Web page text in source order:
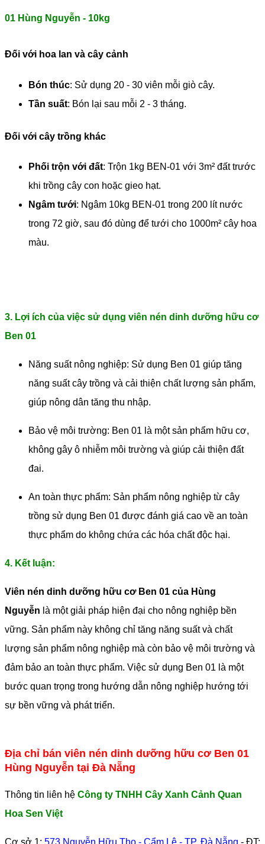
01 Hùng Nguyễn - 10kg
Đối với hoa lan và cây cảnh
Bón thúc: Sử dụng 20 - 30 viên mỗi giò cây.
Tần suất: Bón lại sau mỗi 2 - 3 tháng.
Đối với cây trồng khác
Phối trộn với đất: Trộn 1kg BEN-01 với 3m² đất trước
khi trồng cây con hoặc gieo hạt.
Ngâm tưới: Ngâm 10kg BEN-01 trong 200 lít nước
trong 72 giờ, sau đó dùng để tưới cho 1000m² cây hoa
màu.
3. Lợi ích của việc sử dụng viên nén dinh dưỡng hữu cơ
Ben 01
Năng suất nông nghiệp: Sử dụng Ben 01 giúp tăng
năng suất cây trồng và cải thiện chất lượng sản phẩm,
giúp nông dân tăng thu nhập.
Bảo vệ môi trường: Ben 01 là một sản phẩm hữu cơ,
không gây ô nhiễm môi trường và giúp cải thiện đất
đai.
An toàn thực phẩm: Sản phẩm nông nghiệp từ cây
trồng sử dụng Ben 01 được đánh giá cao về an toàn
thực phẩm do không chứa các hóa chất độc hại.
4. Kết luận:
Viên nén dinh dưỡng hữu cơ Ben 01 của Hùng
Nguyễn là một giải pháp hiện đại cho nông nghiệp bền
vững. Sản phẩm này không chỉ tăng năng suất và chất
lượng sản phẩm nông nghiệp mà còn bảo vệ môi trường và
đảm bảo an toàn thực phẩm. Việc sử dụng Ben 01 là một
bước quan trọng trong hướng dẫn nông nghiệp hướng tới
sự bền vững và phát triển.
Địa chỉ bán viên nén dinh dưỡng hữu cơ Ben 01
Hùng Nguyễn tại Đà Nẵng
Thông tin liên hệ Công ty TNHH Cây Xanh Cảnh Quan
Hoa Sen Việt